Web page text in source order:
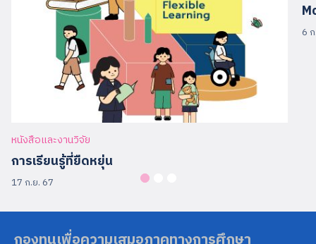
หนังสือและงานวิจัย
การเรียนรู้ที่ยืดหยุ่น
17 ก.ย. 67
6